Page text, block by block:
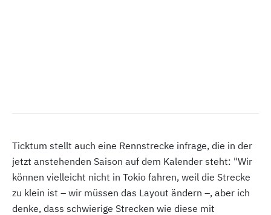
Ticktum stellt auch eine Rennstrecke infrage, die in der
jetzt anstehenden Saison auf dem Kalender steht: "Wir
können vielleicht nicht in Tokio fahren, weil die Strecke
zu klein ist – wir müssen das Layout ändern –, aber ich
denke, dass schwierige Strecken wie diese mit